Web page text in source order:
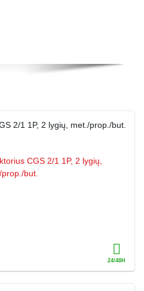
2/1 1P, 2 lygių, met./prop./but.